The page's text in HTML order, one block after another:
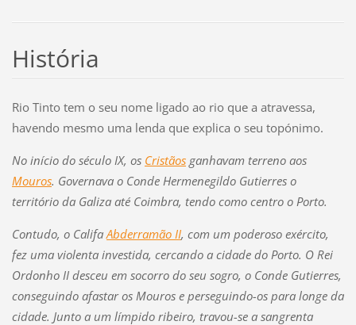
História
Rio Tinto tem o seu nome ligado ao rio que a atravessa,
havendo mesmo uma lenda que explica o seu topónimo.
No início do século IX, os Cristãosganhavam terreno aos
Mouros. Governava o Conde Hermenegildo Gutierres o
território da Galiza até Coimbra, tendo como centro o Porto.
Contudo, o Califa Abderramão II, com um poderoso exército,
fez uma violenta investida, cercando a cidade do Porto. O Rei
Ordonho II desceu em socorro do seu sogro, o Conde Gutierres,
conseguindo afastar os Mouros e perseguindo-os para longe da
cidade. Junto a um límpido ribeiro, travou-se a sangrenta